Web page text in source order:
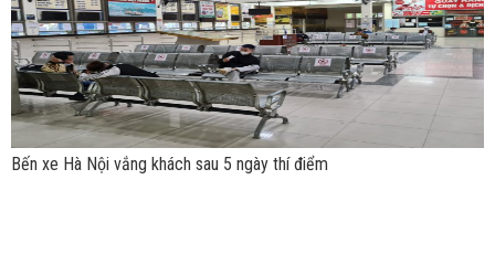
Bến xe Hà Nội vắng khách sau 5 ngày thí điểm